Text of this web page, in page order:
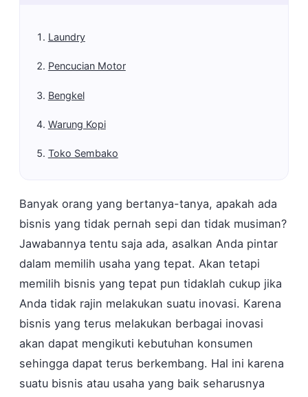
Laundry
Pencucian Motor
Bengkel
Warung Kopi
Toko Sembako
Banyak orang yang bertanya-tanya, apakah ada
bisnis yang tidak pernah sepi dan tidak musiman?
Jawabannya tentu saja ada, asalkan Anda pintar
dalam memilih usaha yang tepat. Akan tetapi
memilih bisnis yang tepat pun tidaklah cukup jika
Anda tidak rajin melakukan suatu inovasi. Karena
bisnis yang terus melakukan berbagai inovasi
akan dapat mengikuti kebutuhan konsumen
sehingga dapat terus berkembang. Hal ini karena
suatu bisnis atau usaha yang baik seharusnya